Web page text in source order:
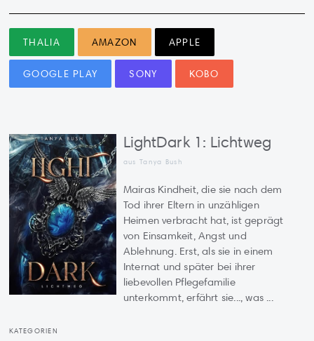
THALIA AMAZON APPLE
GOOGLE PLAY SONY KOBO
LightDark 1: Lichtweg
aus Tanya Bush
Mairas Kindheit, die sie nach dem
Tod ihrer Eltern in unzähligen
Heimen verbracht hat, ist geprägt
von Einsamkeit, Angst und
Ablehnung. Erst, als sie in einem
Internat und später bei ihrer
liebevollen Pflegefamilie
unterkommt, erfährt sie..., was ...
KATEGORIEN